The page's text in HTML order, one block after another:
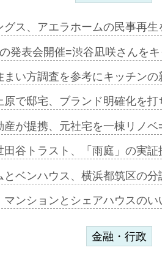
グス、アエラホームの民事再
発表会開催=渋谷凪咲さんを
まい方調査を参考にキッチン
原で邸宅、ブランド明確化を
産が提携、元社宅を一棟リノ
田谷トラスト、「雨庭」の実
とベンハウス、横浜都筑区の
マンションとシェアハウスの
金融・行政